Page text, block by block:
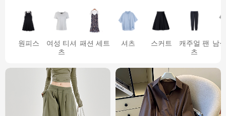
원피스
여성 티셔
츠
패션 세트 셔츠 스커트
캐주얼 팬
츠
남